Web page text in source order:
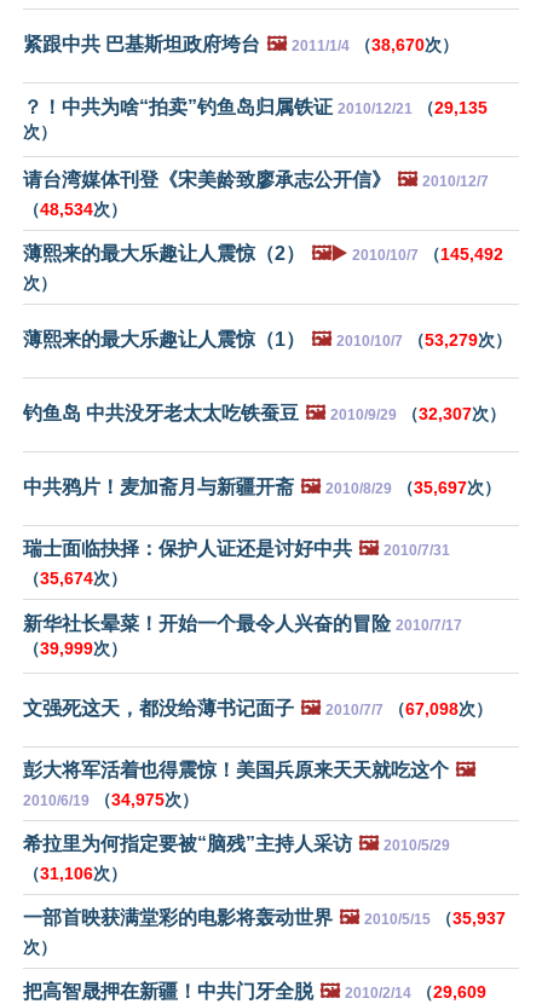
紧跟中共 巴基斯坦政府垮台 🖼️ 2011/1/4 （38,670次）
？！中共为啥“拍卖”钓鱼岛归属铁证 2010/12/21 （29,135
次）
请台湾媒体刊登《宋美龄致廖承志公开信》 🖼️ 2010/12/7
（48,534次）
薄熙来的最大乐趣让人震惊（2） 🖼️▶️ 2010/10/7 （145,492
次）
薄熙来的最大乐趣让人震惊（1） 🖼️ 2010/10/7 （53,279次）
钓鱼岛 中共没牙老太太吃铁蚕豆 🖼️ 2010/9/29 （32,307次）
中共鸦片！麦加斋月与新疆开斋 🖼️ 2010/8/29 （35,697次）
瑞士面临抉择：保护人证还是讨好中共 🖼️ 2010/7/31
（35,674次）
新华社长晕菜！开始一个最令人兴奋的冒险 2010/7/17
（39,999次）
文强死这天，都没给薄书记面子 🖼️ 2010/7/7 （67,098次）
彭大将军活着也得震惊！美国兵原来天天就吃这个 🖼️
2010/6/19 （34,975次）
希拉里为何指定要被“脑残”主持人采访 🖼️ 2010/5/29
（31,106次）
一部首映获满堂彩的电影将轰动世界 🖼️ 2010/5/15 （35,937
次）
把高智晟押在新疆！中共门牙全脱 🖼️ 2010/2/14 （29,609